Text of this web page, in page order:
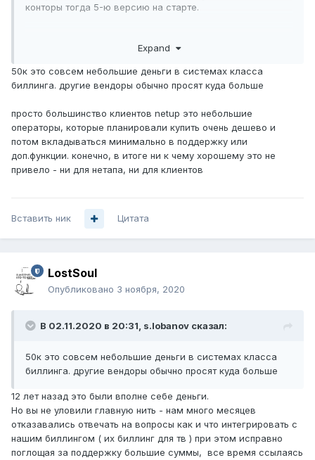
конторы тогда 5-ю версию на старте.
ой версии не работало в пятой и даже полноценно
их закрытое ядро не перечитывало изменения в базе по
HUP сигналу и перечитать их можно было только роняя
API же было закрыто и доступ к нему не давали.
Во втором случае пришел работать в контору где было
куплено netup iptv решение и такая же фигня - кучи
функцией нет, вместе с поставкой пачки железа по
бесплатно , тянули 1.5 года потом сказали что мы ничего
Expand
50к это совсем небольшие деньги в системах класса
биллинга. другие вендоры обычно просят куда больше
просто большинство клиентов netup это небольшие
операторы, которые планировали купить очень дешево и
потом вкладываться минимально в поддержку или
доп.функции. конечно, в итоге ни к чему хорошему это не
привело - ни для нетапа, ни для клиентов
Вставить ник Цитата
LostSoul
Опубликовано 3 ноября, 2020
В 02.11.2020 в 20:31, s.lobanov сказал:
50к это совсем небольшие деньги в системах класса
биллинга. другие вендоры обычно просят куда больше
12 лет назад это были вполне себе деньги.
Но вы не уловили главную нить - нам много месяцев
отказавались отвечать на вопросы как и что интегрировать с
нашим биллингом ( их биллинг для тв ) при этом исправно
поглощая за поддержку большие суммы, все время ссылаясь